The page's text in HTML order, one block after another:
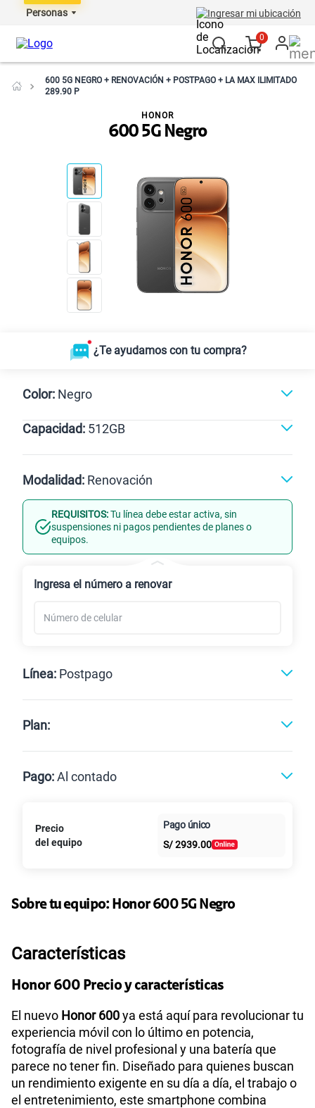
Personas Ingresar mi ubicación
0
600 5G NEGRO + RENOVACIÓN + POSTPAGO + LA MAX ILIMITADO
289.90 P
600 5G Negro
HONOR
¿Te ayudamos con tu compra?
Color: Negro
Naranja
Capacidad: 512GB
512GB
Modalidad: Renovación
Línea Nueva Portabilidad
REQUISITOS:Tu línea debe estar activa, sin
suspensiones ni pagos pendientes de planes o
equipos.
Ingresa el número a renovar
Línea: Postpago
Plan:
Paga solo
25GBen alta velocidad
S/
Paga solo S/
Pago:Al contado
Al contado Cuotas Claro
intereses
Precio
del equipo
Pago único
S/2939.00
Sobre tu equipo: Honor 600 5G Negro
Características
Honor 600 Precio y características
El nuevo Honor 600ya está aquí para revolucionar tu
experiencia móvil con lo último en potencia,
fotografía de nivel profesional y una batería que
parece no tener fin. Diseñado para quienes buscan
un rendimiento exigente en su día a día, el trabajo o
el entretenimiento, este smartphone combina